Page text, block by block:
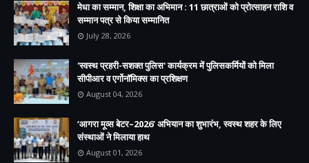
मेधा का सम्मान, शिक्षा का अभिमान : 11 छात्राओं को प्रोत्साहन राशि व
सम्मान पत्र से किया सम्मानित
July 28, 2026
'स्वस्थ प्रहरी-सशक्त पुलिस' कार्यक्रम में पुलिसकर्मियों को मिला
सीपीआर व एर्गोनॉमिक्स का प्रशिक्षण
August 04, 2026
‘आगरा मूव्स बेटर–2026’ अभियान का शुभारंभ, स्वस्थ शहर के लिए
संस्थाओं ने मिलाया हाथ
August 01, 2026